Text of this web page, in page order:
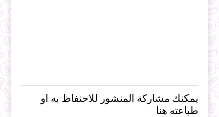
يمكنك مشاركة المنشور للاحنفاظ به او
طباعته هنا